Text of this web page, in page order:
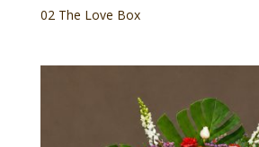
02 The Love Box